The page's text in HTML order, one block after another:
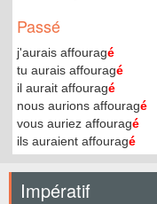
Passé
j'aurais affouragé
tu aurais affouragé
il aurait affouragé
nous aurions affouragé
vous auriez affouragé
ils auraient affouragé
Impératif